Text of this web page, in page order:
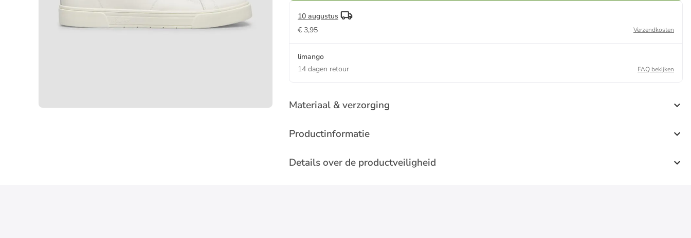
10 augustus
€ 3,95
Verzendkosten
limango
14 dagen retour
FAQ bekijken
Materiaal & verzorging
Productinformatie
Details over de productveiligheid